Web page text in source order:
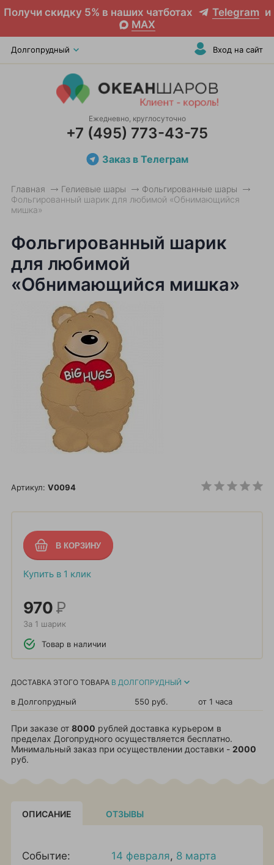
Получи скидку 5% в наших чатботах Telegram и
MAX
Долгопрудный Вход на сайт
Ежедневно, круглосуточно
+7 (495) 773-43-75
Заказ в Телеграм
Главная Гелиевые шары
Фольгированные шары
Фольгированный шарик для любимой «Обнимающийся
мишка»
Фольгированный шарик
для любимой
«Обнимающийся мишка»
Артикул: V0094
Купить в 1 клик
970Р
За 1 шарик
Товар в наличии
ДОСТАВКА ЭТОГО ТОВАРА В ДОЛГОПРУДНЫЙ
в Долгопрудный 550 руб. от 1 часа
При заказе от 8000 рублей доставка курьером в
пределах Догопрудного осуществляется бесплатно.
Минимальный заказ при осуществлении доставки - 2000
руб.
ОПИСАНИЕ ОТЗЫВЫ
Событие: 14 февраля, 8 марта